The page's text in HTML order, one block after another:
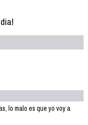
lo malo es que yo voy a